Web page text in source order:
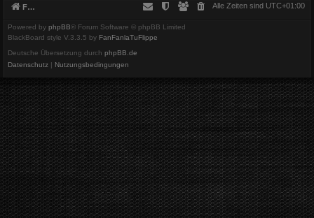
Foren-Übersicht Alle Zeiten sind UTC+01:00
Powered by phpBB® Forum Software © phpBB Limited
BlackBoard style V.3.3.5 by FanFanlaTuFlippe
Deutsche Übersetzung durch phpBB.de
Datenschutz | Nutzungsbedingungen